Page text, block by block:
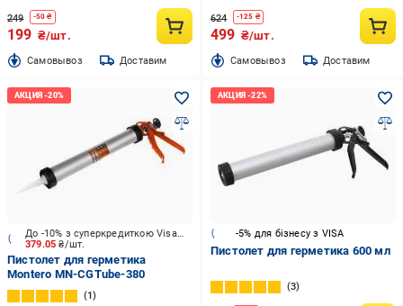
249 -50 ₴
199 ₴/шт.
Cамовывоз Доставим
624 -125 ₴
499 ₴/шт.
Cамовывоз Доставим
379.05₴/шт.
До -10% з суперкредиткою Visa Вигода
Пистолет для герметика
Montero MN-CGTube-380
1
-5% для бізнесу з VISA
Пистолет для герметика 600 мл
3